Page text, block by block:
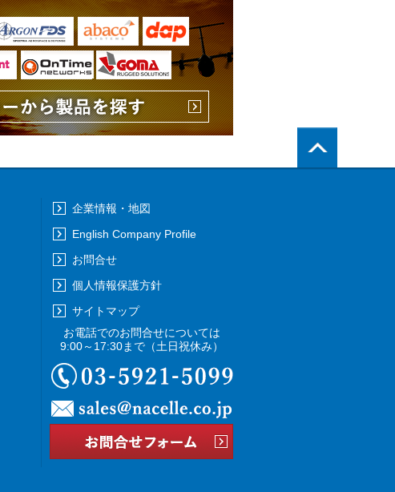
企業情報・地図
English Company Profile
お問合せ
個人情報保護方針
サイトマップ
お電話でのお問合せについては
9:00～17:30まで（土日祝休み）